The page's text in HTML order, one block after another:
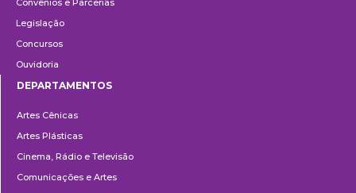
Legislação
Concursos
Ouvidoria
DEPARTAMENTOS
Artes Cênicas
Artes Plásticas
Cinema, Rádio e Televisão
Comunicações e Artes